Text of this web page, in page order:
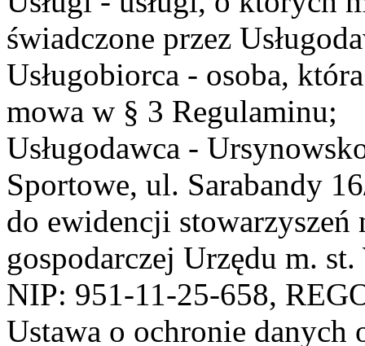
świadczone przez
Usługobiorca - osoba,
mowa w § 3 Regulaminu;
Usługodawca -
Sportowe, ul. Sarabandy
do ewidencji stowarzyszeń
gospodarczej Urzędu m.
NIP: 951-11-25-658,
Ustawa o ochronie danych